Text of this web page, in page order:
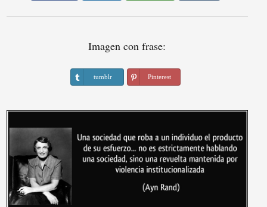
Imagen con frase:
tumblr Pinterest